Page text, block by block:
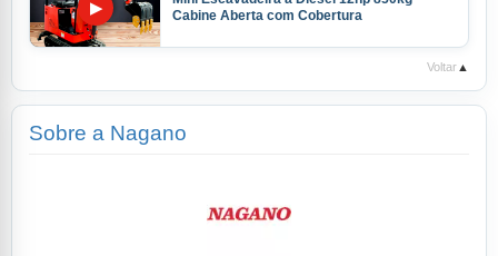
▶
Cabine Aberta com Cobertura
Voltar ▲
Sobre a Nagano